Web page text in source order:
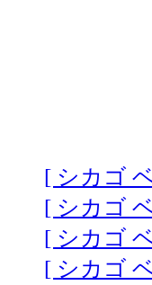
[ シカゴ
[ シカゴ
[ シカゴ
[ シカゴ